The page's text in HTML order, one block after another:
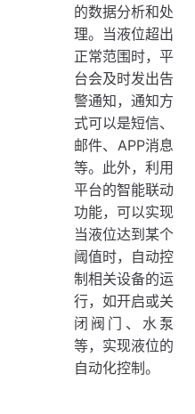
的数据分析和处
理。当液位超出
正常范围时，平
台会及时发出告
警通知，通知方
式可以是短信、
邮件、APP消息
等。此外，利用
平台的智能联动
功能，可以实现
当液位达到某个
阈值时，自动控
制相关设备的运
行，如开启或关
闭阀门、水泵
等，实现液位的
自动化控制。